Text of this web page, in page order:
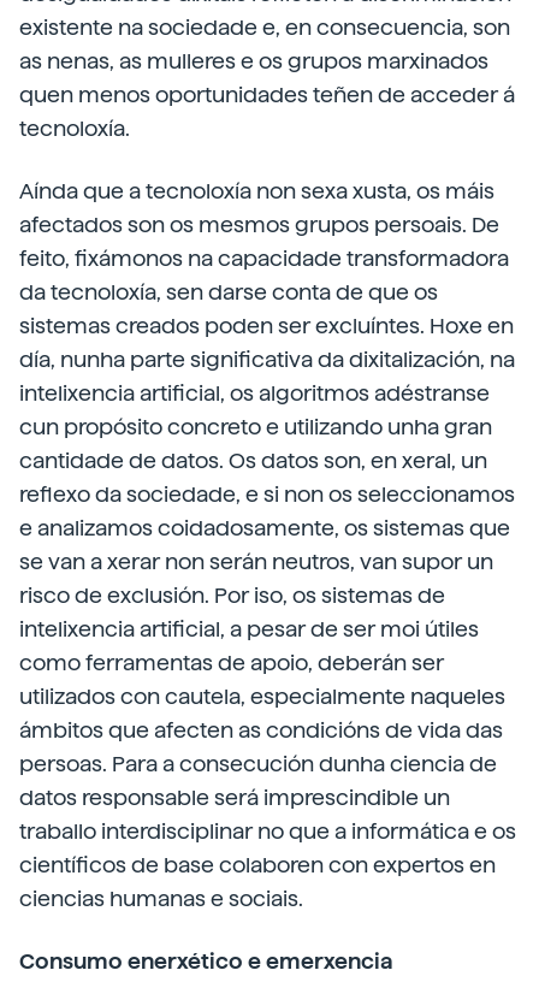
existente na sociedade e, en consecuencia, son
as nenas, as mulleres e os grupos marxinados
quen menos oportunidades teñen de acceder á
tecnoloxía.
Aínda que a tecnoloxía non sexa xusta, os máis
afectados son os mesmos grupos persoais. De
feito, fixámonos na capacidade transformadora
da tecnoloxía, sen darse conta de que os
sistemas creados poden ser excluíntes. Hoxe en
día, nunha parte significativa da dixitalización, na
intelixencia artificial, os algoritmos adéstranse
cun propósito concreto e utilizando unha gran
cantidade de datos. Os datos son, en xeral, un
reflexo da sociedade, e si non os seleccionamos
e analizamos coidadosamente, os sistemas que
se van a xerar non serán neutros, van supor un
risco de exclusión. Por iso, os sistemas de
intelixencia artificial, a pesar de ser moi útiles
como ferramentas de apoio, deberán ser
utilizados con cautela, especialmente naqueles
ámbitos que afecten as condicións de vida das
persoas. Para a consecución dunha ciencia de
datos responsable será imprescindible un
traballo interdisciplinar no que a informática e os
científicos de base colaboren con expertos en
ciencias humanas e sociais.
Consumo enerxético e emerxencia